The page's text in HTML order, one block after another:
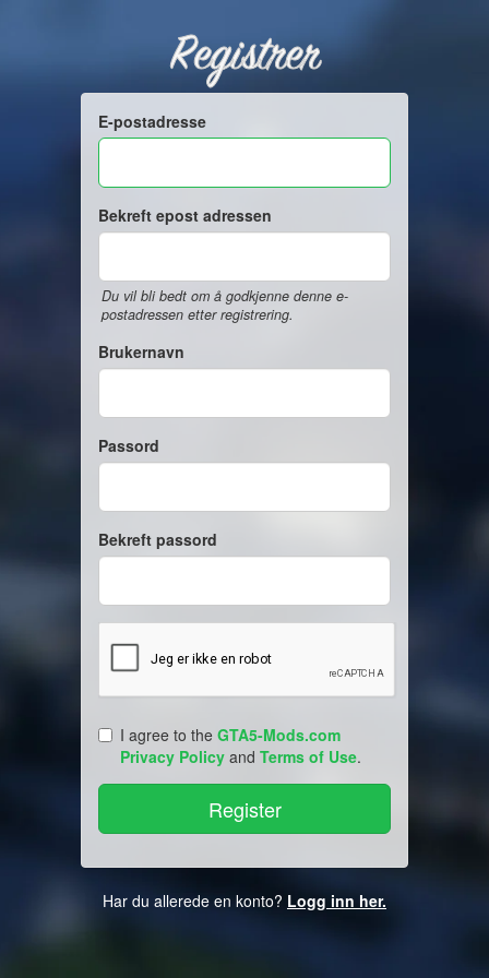
Registrer
E-postadresse
Bekreft epost adressen
Du vil bli bedt om å godkjenne denne e-
postadressen etter registrering.
Brukernavn
Passord
Bekreft passord
I agree to the GTA5-Mods.com
Privacy Policy and Terms of Use.
Har du allerede en konto? Logg inn her.